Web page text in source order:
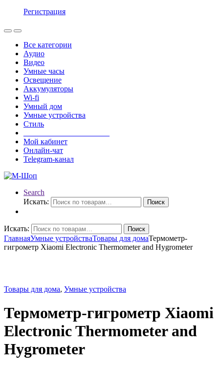
Регистрация
Все категории
Аудио
Видео
Умные часы
Освещение
Аккумуляторы
Wi-fi
Умный дом
Умные устройства
Стиль
Мой кабинет
Онлайн-чат
Telegram-канал
Search
Искать:
Поиск
Искать: Поиск
ГлавнаяУмные устройстваТовары для домаТермометр-
гигрометр Xiaomi Electronic Thermometer and Hygrometer
Товары для дома, Умные устройства
Термометр-гигрометр Xiaomi
Electronic Thermometer and
Hygrometer